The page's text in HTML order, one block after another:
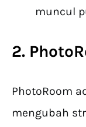
muncul
2.
PhotoRoom
mengubah